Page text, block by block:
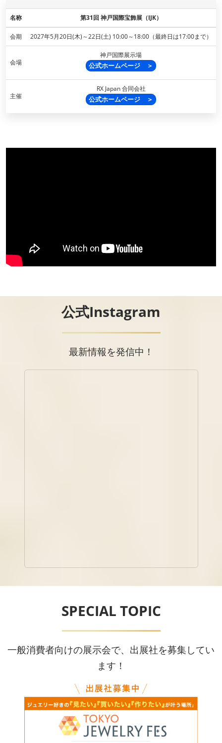
名称 第31回 神戸国際宝飾展（IJK）
会期 2027年5月20日(木)～22日(土) 10:00～18:00（最終日は17:00まで）
会場
神戸国際展示場
公式ホームページ ＞
主催
RX Japan 合同会社
公式ホームページ ＞
公式Instagram
最新情報を発信中！
SPECIAL TOPIC
一般消費者向けの展示会で、出展社を募集してい
ます！